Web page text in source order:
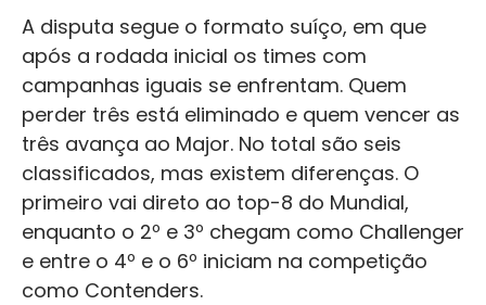
A disputa segue o formato suíço, em que
após a rodada inicial os times com
campanhas iguais se enfrentam. Quem
perder três está eliminado e quem vencer as
três avança ao Major. No total são seis
classificados, mas existem diferenças. O
primeiro vai direto ao top-8 do Mundial,
enquanto o 2º e 3º chegam como Challenger
e entre o 4º e o 6º iniciam na competição
como Contenders.